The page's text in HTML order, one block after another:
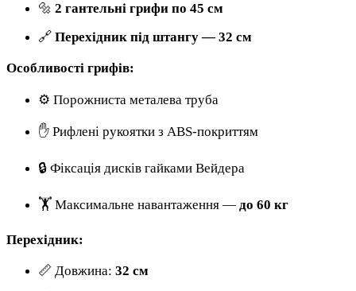
🔩 2 гантельні грифи по 45 см
🔗 Перехідник під штангу — 32 см
Особливості грифів:
⚙️ Порожниста металева труба
✋ Рифлені рукоятки з ABS-покриттям
🔒 Фіксація дисків гайками Вейдера
🏋️ Максимальне навантаження — до 60 кг
Перехідник:
📏 Довжина: 32 см